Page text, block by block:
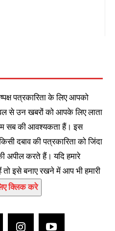
पत्रकारिता के लिए आपको
से उन खबरों को आपके लिए लाता
सब की आवश्यकता हैं। इस
दबाव की पत्रकारिता को जिंदा
अपील करते हैं। यदि हमारे
इसे बनाए रखने में आप भी हमारी
क्लिक करे